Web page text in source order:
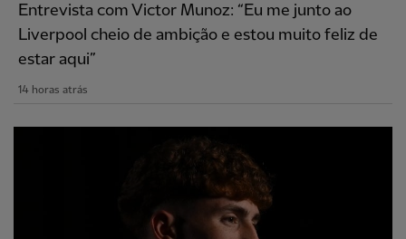
Entrevista com Victor Munoz: “Eu me junto ao
Liverpool cheio de ambição e estou muito feliz de
estar aqui”
14 horas atrás